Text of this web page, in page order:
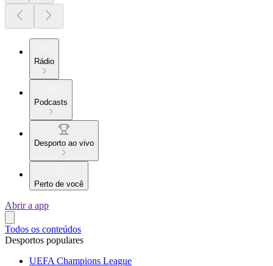
Rádio
Podcasts
Desporto ao vivo
Perto de você
Abrir a app
Todos os conteúdos
Desportos populares
UEFA Champions League